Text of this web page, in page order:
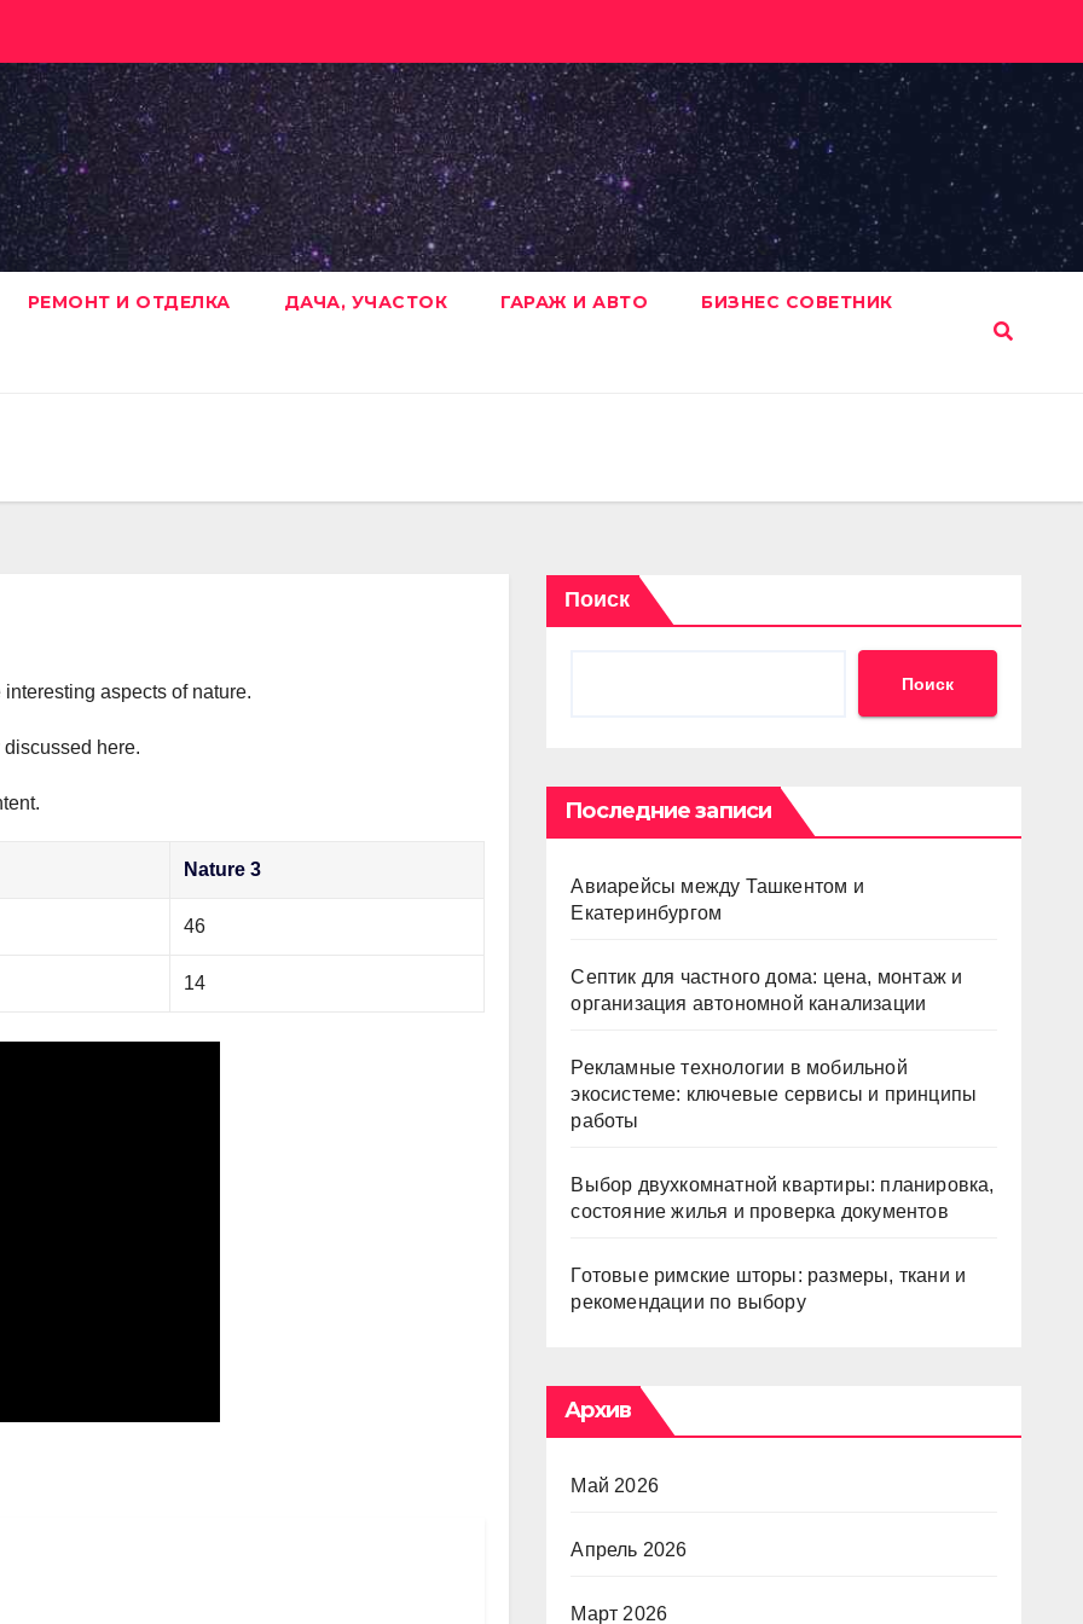
РЕМОНТ И ОТДЕЛКА ДАЧА, УЧАСТОК ГАРАЖ И АВТО БИЗНЕС СОВЕТНИК
aspects of nature.
here.
Nature 3
46
14
Поиск
Поиск
Последние записи
Авиарейсы между Ташкентом и
Екатеринбургом
Септик для частного дома: цена, монтаж и
организация автономной канализации
Рекламные технологии в мобильной
экосистеме: ключевые сервисы и принципы
работы
Выбор двухкомнатной квартиры: планировка,
состояние жилья и проверка документов
Готовые римские шторы: размеры, ткани и
рекомендации по выбору
Архив
Май 2026
Апрель 2026
Март 2026